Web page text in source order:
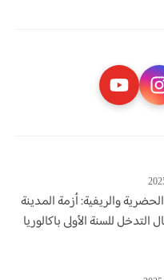
والريفية: أزمة المدينة
للسنة الأولى باكالوريا